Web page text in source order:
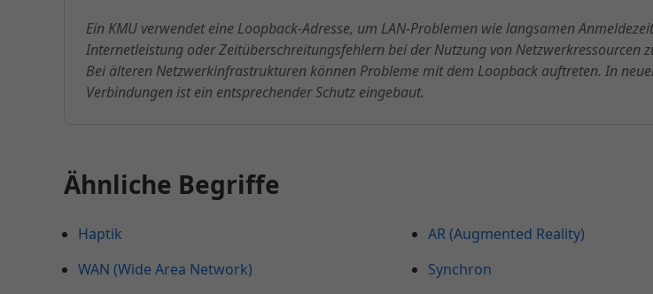
Ein KMU verwendet eine Loopback-Adresse, um LAN-Problemen wie langsamen
Internetleistung oder Zeitüberschreitungsfehlern bei der Nutzung von Netzwerkressourcen
Bei älteren Netzwerkinfrastrukturen können Probleme mit dem Loopback auftreten. In
Verbindungen ist ein entsprechender Schutz eingebaut.
Ähnliche Begriffe
Haptik
WAN (Wide Area Network)
AR (Augmented Reality)
Synchron